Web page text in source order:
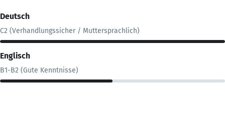
Deutsch
C2 (Verhandlungssicher / Muttersprachlich)
Englisch
B1-B2 (Gute Kenntnisse)